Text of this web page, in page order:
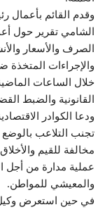
وقدم القائم بأعمال
الشامي تقرير حول
الصرف والأسعار
والإجراءات
خلال الساعات الماضية
القانونية والضبط
ودعا الكوادر
تجنب التلاعب بالوضع
مخالفة للقيم
عملية مدارة من أجل
والمعيشي للمواطن.
في حين استعرض وكيل